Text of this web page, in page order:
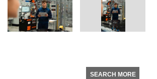
SEARCH MORE